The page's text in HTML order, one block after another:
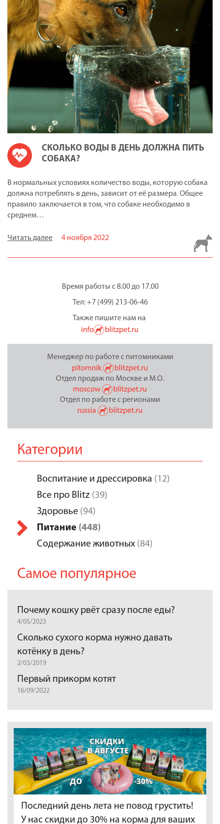
СКОЛЬКО ВОДЫ В ДЕНЬ ДОЛЖНА ПИТЬ
СОБАКА?
В нормальных условиях количество воды, которую собака
должна потреблять в день, зависит от её размера. Общее
правило заключается в том, что собаке необходимо в
среднем…
Читать далее 4 ноября 2022
Время работы с 8.00 до 17.00
Тел: +7 (499) 213-06-46
Также пишите нам на
Менеджер по работе с питомниками
Отдел продаж по Москве и М.О.
Отдел по работе с регионами
Категории
Воспитание и дрессировка (12)
Все про Blitz (39)
Здоровье (94)
Питание (448)
Содержание животных (84)
Самое популярное
Почему кошку рвёт сразу после еды?
4/05/2023
Сколько сухого корма нужно давать
котёнку в день?
2/03/2019
Первый прикорм котят
16/09/2022
Последний день лета не повод грустить!
У нас скидки до 30% на корма для ваших